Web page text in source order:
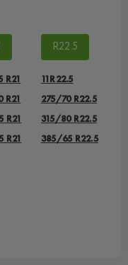
R21
R21
R21
R21
R22.5
11R22.5
275/70 R22.5
315/80 R22.5
385/65 R22.5